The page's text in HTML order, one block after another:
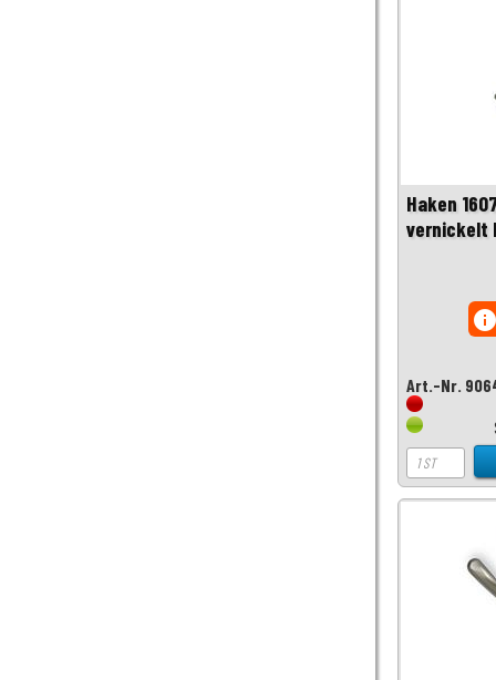
Haken
vernickelt
Art.-Nr.